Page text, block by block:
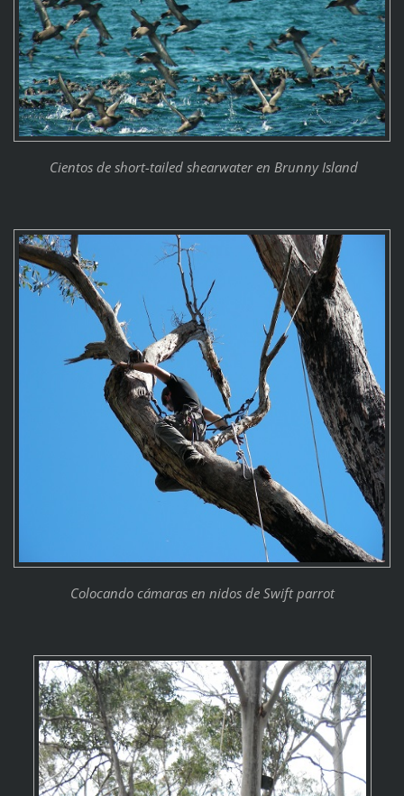
Cientos de short-tailed shearwater en Brunny Island
Colocando cámaras en nidos de Swift parrot